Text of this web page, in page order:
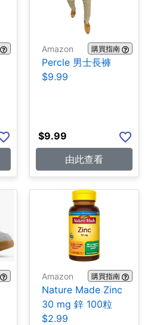
Amazon 購買指南
Percle 男士長褲
$9.99
$9.99
由此查看
Amazon 購買指南
Nature Made Zinc
30 mg 鋅 100粒
$2.99